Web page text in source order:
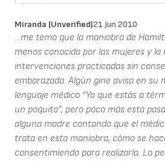
Miranda (unverified)21 Jun 2010
…me temo que la maniobra de
menos conocida por las mujeres y
intervenciones practicadas sin
embarazada. Algún gine avisa en su
lenguaje médico “Ya que estás a
un poquito”, pero poco más está
alguna madre contando que el
trata en esta maniobra, cómo se
consentimiendo para realizarla. Lo